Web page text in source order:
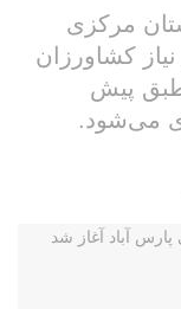
مرکزی
کشاورزان
طبق پیش